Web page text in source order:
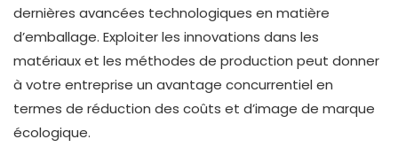
dernières avancées technologiques en matière
d’emballage. Exploiter les innovations dans les
matériaux et les méthodes de production peut donner
à votre entreprise un avantage concurrentiel en
termes de réduction des coûts et d’image de marque
écologique.